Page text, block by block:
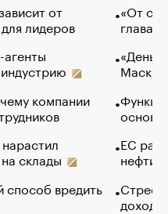
от
лидеров
компании
склады
способ вредить
«От
глава
Маск в
основ
ЕС
нефти